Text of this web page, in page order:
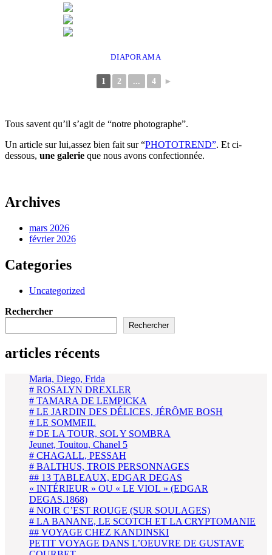
DIAPORAMA
1 2 ... 4 ►
Tous savent qu’il s’agit de “notre photographe”.
Un article sur lui,assez bien fait sur “PHOTOTREND”. Et ci-
dessous, une galerie que nous avons confectionnée.
Archives
mars 2026
février 2026
Categories
Uncategorized
Rechercher
Rechercher
articles récents
Maria, Diego, Frida
# ROSALYN DREXLER
# TAMARA DE LEMPICKA
# LE JARDIN DES DÉLICES, JÉRÔME BOSH
# LE SOMMEIL
# DE LA TOUR, SOL Y SOMBRA
Jeunet, Touitou, Chanel 5
# CHAGALL, PESSAH
# BALTHUS, TROIS PERSONNAGES
## 13 TABLEAUX, EDGAR DEGAS
« INTÉRIEUR » OU « LE VIOL » (EDGAR
DEGAS.1868)
# NOIR C’EST ROUGE (SUR SOULAGES)
# LA BANANE, LE SCOTCH ET LA CRYPTOMANIE
## VOYAGE CHEZ KANDINSKI
PETIT VOYAGE DANS L’OEUVRE DE GUSTAVE